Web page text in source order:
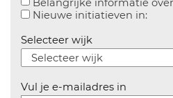
Belangrijke informatie
Nieuwe initiatieven in:
Selecteer wijk
Vul je e-mailadres in